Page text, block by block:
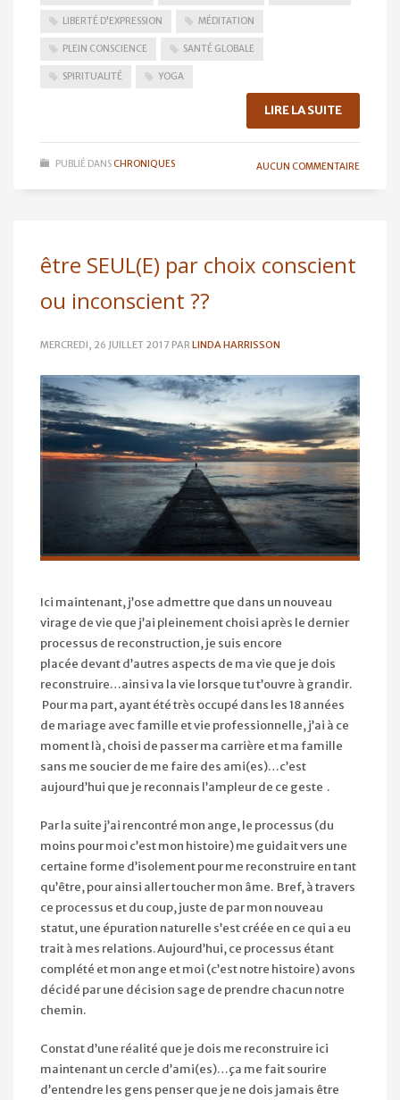
LIBERTÉ D'EXPRESSION MÉDITATION
PLEIN CONSCIENCE SANTÉ GLOBALE
SPIRITUALITÉ YOGA
LIRE LA SUITE
PUBLIÉ DANSCHRONIQUES AUCUN COMMENTAIRE
être SEUL(E) par choix conscient
ou inconscient ??
MERCREDI, 26 JUILLET 2017PARLINDA HARRISSON
Ici maintenant, j’ose admettre que dans un nouveau
virage de vie que j’ai pleinement choisi après le dernier
processus de reconstruction, je suis encore
placée devant d’autres aspects de ma vie que je dois
reconstruire…ainsi va la vie lorsque tu t’ouvre à grandir.
Pour ma part, ayant été très occupé dans les 18 années
de mariage avec famille et vie professionnelle, j’ai à ce
moment là, choisi de passer ma carrière et ma famille
sans me soucier de me faire des ami(es)…c’est
aujourd’hui que je reconnais l’ampleur de ce geste .
Par la suite j’ai rencontré mon ange, le processus (du
moins pour moi c’est mon histoire) me guidait vers une
certaine forme d’isolement pour me reconstruire en tant
qu’être, pour ainsi aller toucher mon âme. Bref, à travers
ce processus et du coup, juste de par mon nouveau
statut, une épuration naturelle s’est créée en ce qui a eu
trait à mes relations. Aujourd’hui, ce processus étant
complété et mon ange et moi (c’est notre histoire) avons
décidé par une décision sage de prendre chacun notre
chemin.
Constat d’une réalité que je dois me reconstruire ici
maintenant un cercle d’ami(es)…ça me fait sourire
d’entendre les gens penser que je ne dois jamais être